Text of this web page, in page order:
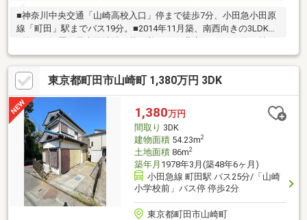
■神奈川中央交通「山崎高校入口」停まで徒歩7分、小田急小田原
線「町田」駅までバス19分。■2014年11月築、南西向きの3LDK。
光と風が心地良い、3面採光の住空間です。■水廻りが集約されて
いるため、家事動線がスムーズ。■2階の洋室は振り分けタイプ。
■約4.5帖のロフトは、収納や趣味空間など多目的に活用できま
す。■午後も日差しが届く南西向きバルコニー。■床暖房あり。■
カースペース1台分(車種による)。◆周辺環境◆・sanwa山崎店ま
で徒歩4分(約300m)・町田市立七国山小学校まで徒歩8分(約600m)
東京都町田市山崎町 1,380万円 3DK
1,380万円
間取り 3DK
建物面積54.23m2
土地面積86m2
築年月 1978年3月(築48年6ヶ月)
小田急線 町田駅 バス25分/「山崎
小学校前」バス停 停歩2分
東京都町田市山崎町